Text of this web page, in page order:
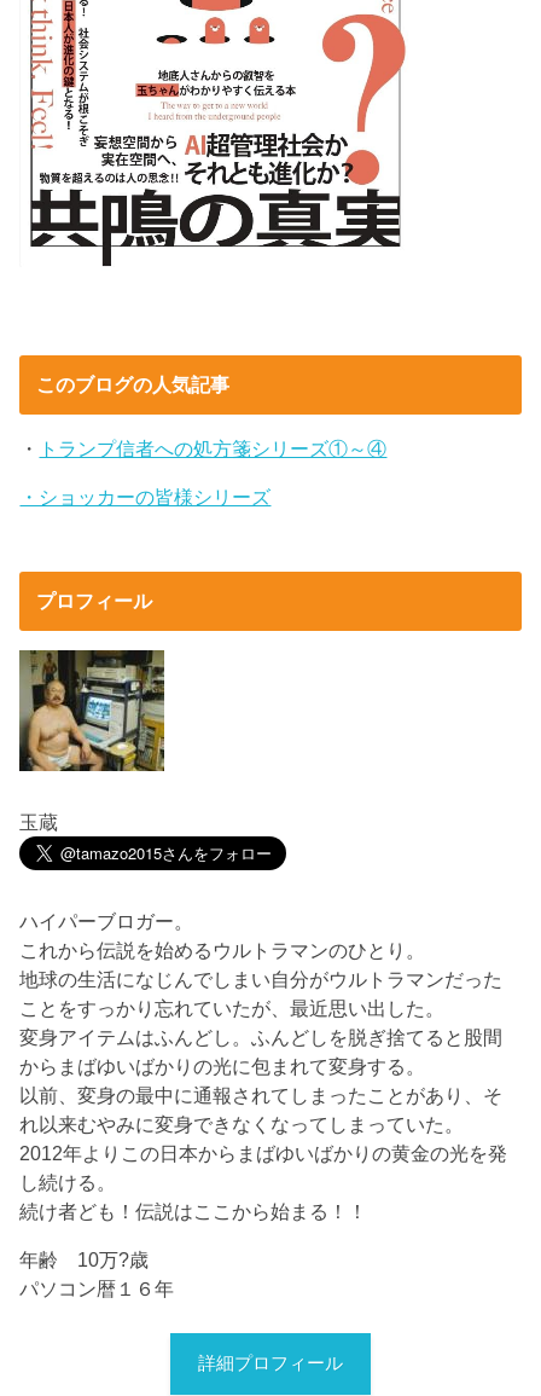
このブログの人気記事
・ トランプ信者への処方箋シリーズ①～④
・ショッカーの皆様シリーズ
プロフィール
玉蔵
ハイパーブロガー。
これから伝説を始めるウルトラマンのひとり。
地球の生活になじんでしまい自分がウルトラマンだった
ことをすっかり忘れていたが、最近思い出した。
変身アイテムはふんどし。ふんどしを脱ぎ捨てると股間
からまばゆいばかりの光に包まれて変身する。
以前、変身の最中に通報されてしまったことがあり、そ
れ以来むやみに変身できなくなってしまっていた。
2012年よりこの日本からまばゆいばかりの黄金の光を発
し続ける。
続け者ども！伝説はここから始まる！！
年齢 10万?歳
パソコン暦１６年
詳細プロフィール